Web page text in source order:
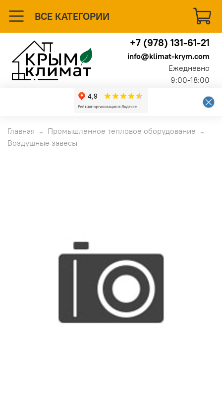
ВСЕ КАТЕГОРИИ
+7 (978) 131-61-21
info@klimat-krym.com
Ежедневно
9:00-18:00
Главная
Промышленное тепловое оборудование
Воздушные завесы